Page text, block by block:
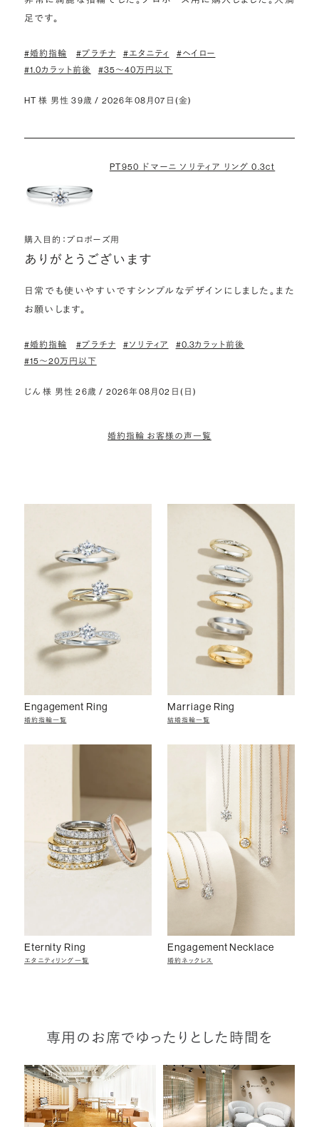
足です。
#婚約指輪 #プラチナ #エタニティ
#ヘイロー
#1.0カラット前後
#35〜40万円以下
HT 様 男性 39歳 / 2026年08月07日(金)
PT950 ドマーニ ソリティア リング 0.3ct
購入目的：プロポーズ用
ありがとうございます
日常でも使いやすいですシンプルなデザインにしました。また
お願いします。
#婚約指輪 #プラチナ #ソリティア
#0.3カラット前後
#15〜20万円以下
じん 様 男性 26歳 / 2026年08月02日(日)
婚約指輪 お客様の声一覧
Engagement Ring
婚約指輪一覧
Marriage Ring
結婚指輪一覧
Eternity Ring
エタニティリング一覧
Engagement Necklace
婚約ネックレス
専用のお席でゆったりとした時間を